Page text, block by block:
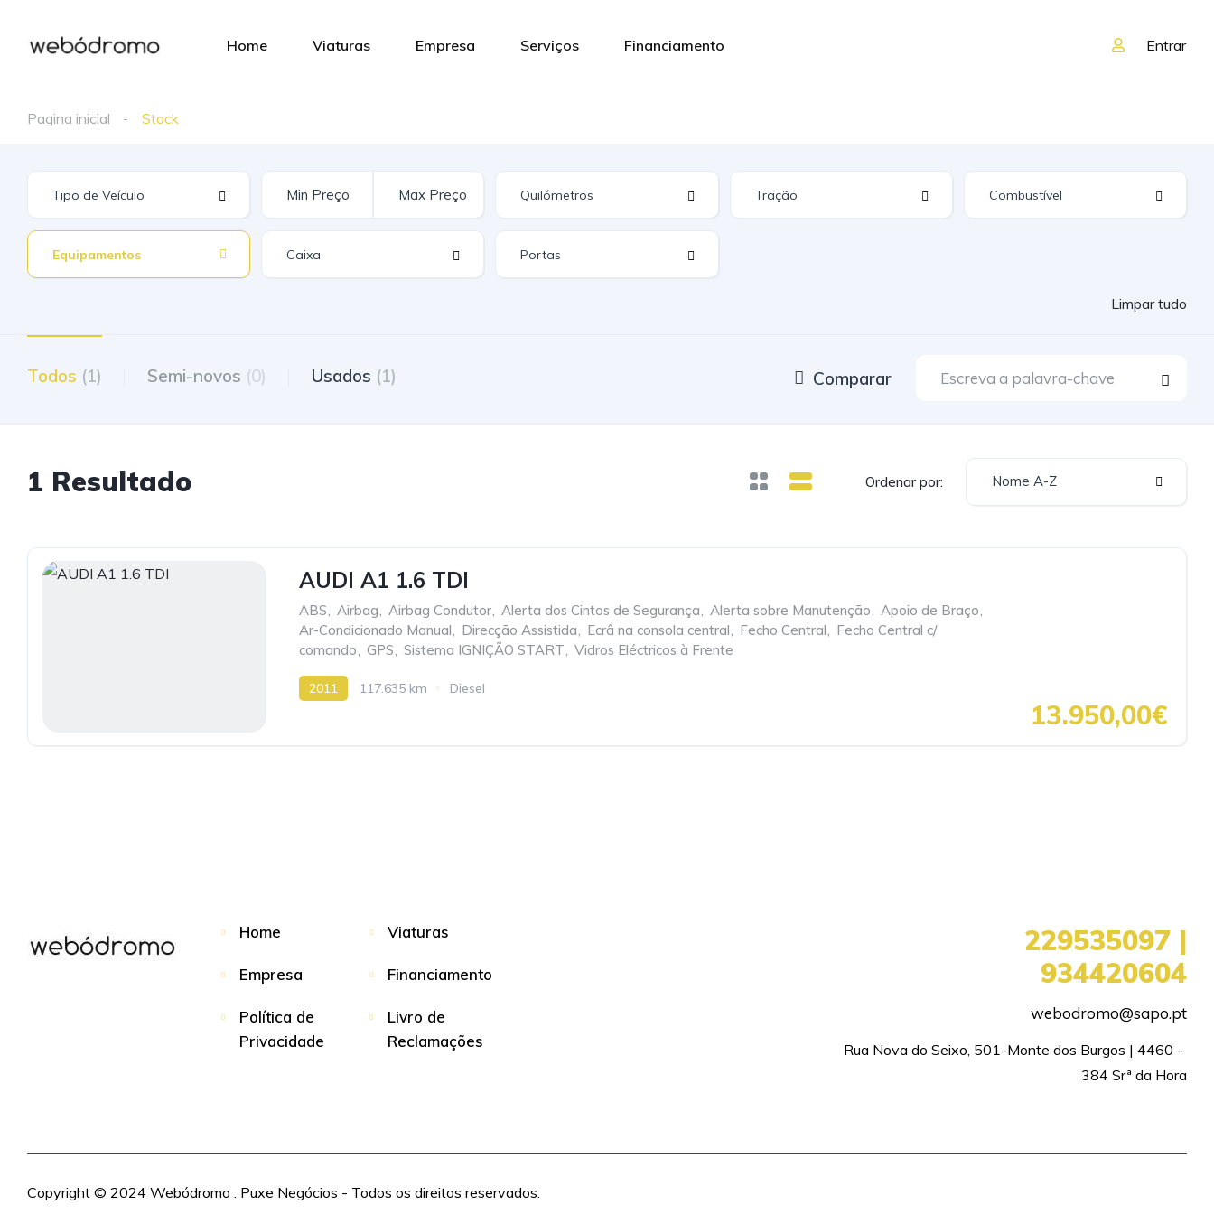
Home Viaturas Empresa Serviços Financiamento Entrar
Pagina inicial Stock
Equipamentos
Limpar tudo
Todos (1) Semi-novos (0) Usados (1) Comparar
1 Resultado Ordenar por: Nome A-Z
AUDI A1 1.6 TDI
ABS, Airbag, Airbag Condutor, Alerta dos Cintos de Segurança, Alerta sobre Manutenção, Apoio de Braço,
Ar-Condicionado Manual, Direcção Assistida, Ecrâ na consola central, Fecho Central, Fecho Central c/
comando, GPS, Sistema IGNIÇÃO START, Vidros Eléctricos à Frente
2011 117.635 km Diesel
13.950,00€
Home Viaturas
Empresa Financiamento
Política de
Privacidade
Livro de
Reclamações
229535097 |
934420604
webodromo@sapo.pt
Rua Nova do Seixo, 501-Monte dos Burgos | 4460 -
384 Srª da Hora
Copyright © 2024 Webódromo . Puxe Negócios - Todos os direitos reservados.